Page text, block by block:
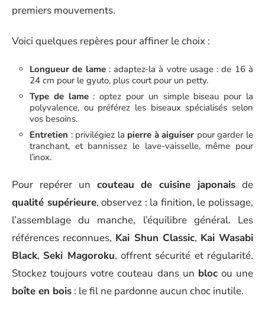
premiers mouvements.
Voici quelques repères pour affiner le choix :
Longueur de lame: adaptez-la à votre usage : de 16 à
24 cm pour le gyuto, plus court pour un petty.
Type de lame: optez pour un simple biseau pour la
polyvalence, ou préférez les biseaux spécialisés selon
vos besoins.
Entretien : privilégiez la pierre à aiguiser pour garder le
tranchant, et bannissez le lave-vaisselle, même pour
l’inox.
Pour repérer un couteau de cuisine japonais de
qualité supérieure, observez : la finition, le polissage,
l’assemblage du manche, l’équilibre général. Les
références reconnues, Kai Shun Classic, Kai Wasabi
Black, Seki Magoroku, offrent sécurité et régularité.
Stockez toujours votre couteau dans un blocou une
boîte en bois : le fil ne pardonne aucun choc inutile.